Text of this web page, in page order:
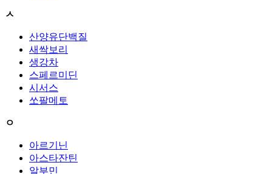
ㅅ
산양유단백질
새싹보리
생강차
스페르미딘
시서스
쏘팔메토
ㅇ
아르기닌
아스타잔틴
알부민